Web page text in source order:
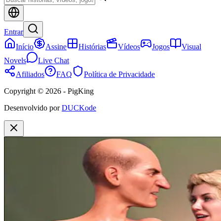
Entrar
Início
Assine Histórias Vídeos Jogos
Visual
Novels
Live Chat
Afiliados
FAQ
Política de Privacidade
Copyright © 2026 - PigKing
Desenvolvido por DUCKode